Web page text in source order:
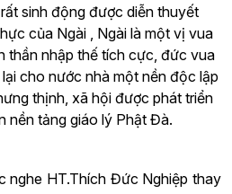
sinh động được diễn thuyết
của Ngài , Ngài là một vị vua
thần nhập thế tích cực, đức vua
cho nước nhà một nền độc lập
thịnh, xã hội được phát triển
nền tảng giáo lý Phật Đà.
nghe HT.Thích Đức Nghiệp thay